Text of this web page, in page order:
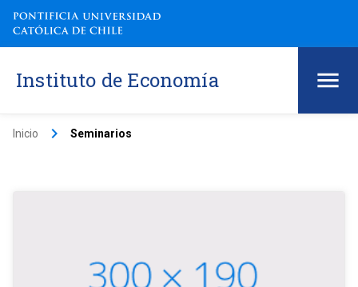
Instituto de Economía
Inicio keyboard_arrow_right Seminarios